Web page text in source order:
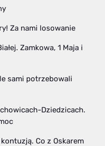
Za nami losowanie
Zamkowa, 1 Maja i
sami potrzebowali
Dziedzicach.
Co z Oskarem